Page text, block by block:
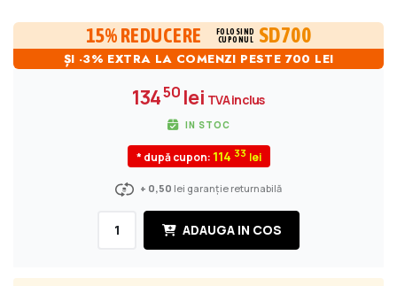
15% REDUCERE
FOLOSIND
CUPONUL
SD700
ȘI -3% EXTRA LA COMENZI PESTE 700 LEI
13450lei TVA inclus
IN STOC
* după cupon: 114 33
+ 0,50 lei garanție returnabilă
ADAUGA IN COS